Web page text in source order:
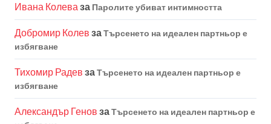
Ивана Колеваза Паролите убиват интимността
Добромир Колев заТърсенето на идеален партньор е
избягване
Тихомир Радев заТърсенето на идеален партньор е
избягване
Александър Генов заТърсенето на идеален партньор е